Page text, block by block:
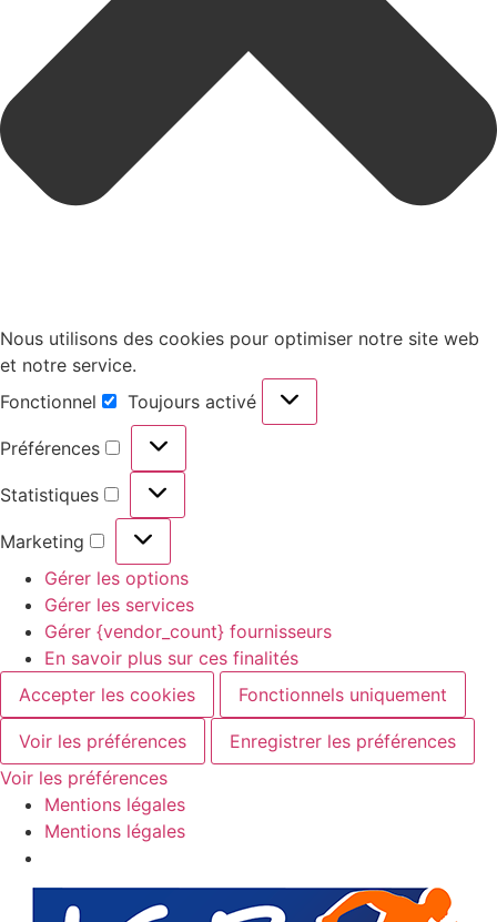
Nous utilisons des cookies pour optimiser notre site web
et notre service.
Fonctionnel
Toujours activé
Préférences
Statistiques
Marketing
Gérer les options
Gérer les services
Gérer {vendor_count} fournisseurs
En savoir plus sur ces finalités
Accepter les cookies
Fonctionnels uniquement
Voir les préférences
Enregistrer les préférences
Voir les préférences
Mentions légales
Mentions légales